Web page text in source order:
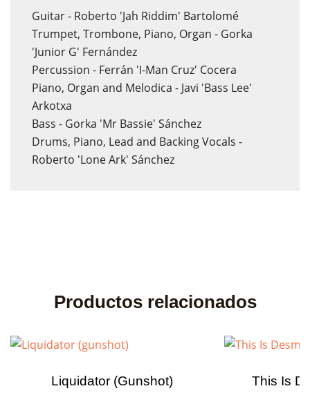
Guitar - Roberto 'Jah Riddim' Bartolomé
Trumpet, Trombone, Piano, Organ - Gorka
'Junior G' Fernández
Percussion - Ferrán 'I-Man Cruz' Cocera
Piano, Organ and Melodica - Javi 'Bass Lee'
Arkotxa
Bass - Gorka 'Mr Bassie' Sánchez
Drums, Piano, Lead and Backing Vocals -
Roberto 'Lone Ark' Sánchez
Productos relacionados
Liquidator (gunshot) This Is